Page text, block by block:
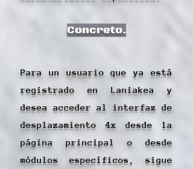
Concreto.
Para un usuario que ya está
registrado en Laniakea y
desea acceder al interfaz de
desplazamiento 4x desde la
página principal o desde
módulos específicos, sigue